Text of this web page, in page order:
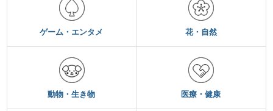
ゲーム・エンタメ 花・自然
動物・生き物 医療・健康